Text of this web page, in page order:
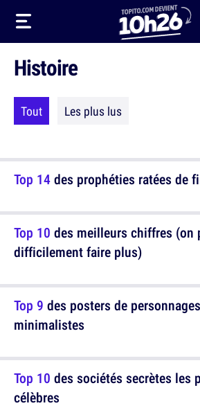
Histoire
Tout Les plus lus
Top 14des prophéties ratées de
Top 9 des posters de
minimalistes
Top 10 des meilleurs chiffres (on
difficilement faire plus)
Top 10 des sociétés secrètes les
célèbres